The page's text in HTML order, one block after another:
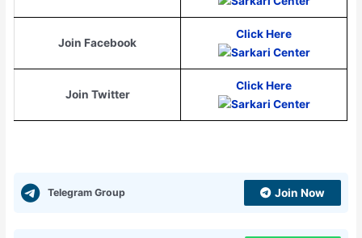
Join Facebook
Click Here
Join Twitter
Click Here
Telegram Group Join Now